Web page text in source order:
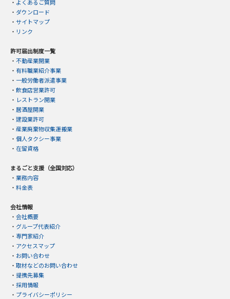
・ よくあるご質問
・ ダウンロード
・ サイトマップ
・ リンク
許可届出制度一覧
・ 不動産業開業
・ 有料職業紹介事業
・ 一般労働者派遣事業
・ 飲食店営業許可
・ レストラン開業
・ 居酒屋開業
・ 建設業許可
・ 産業廃棄物収集運搬業
・ 個人タクシー事業
・ 在留資格
まるごと支援（全国対応）
・ 業務内容
・ 料金表
会社情報
・ 会社概要
・ グループ代表紹介
・ 専門家紹介
・ アクセスマップ
・ お問い合わせ
・ 取材などのお問い合わせ
・ 提携先募集
・ 採用情報
・ プライバシーポリシー